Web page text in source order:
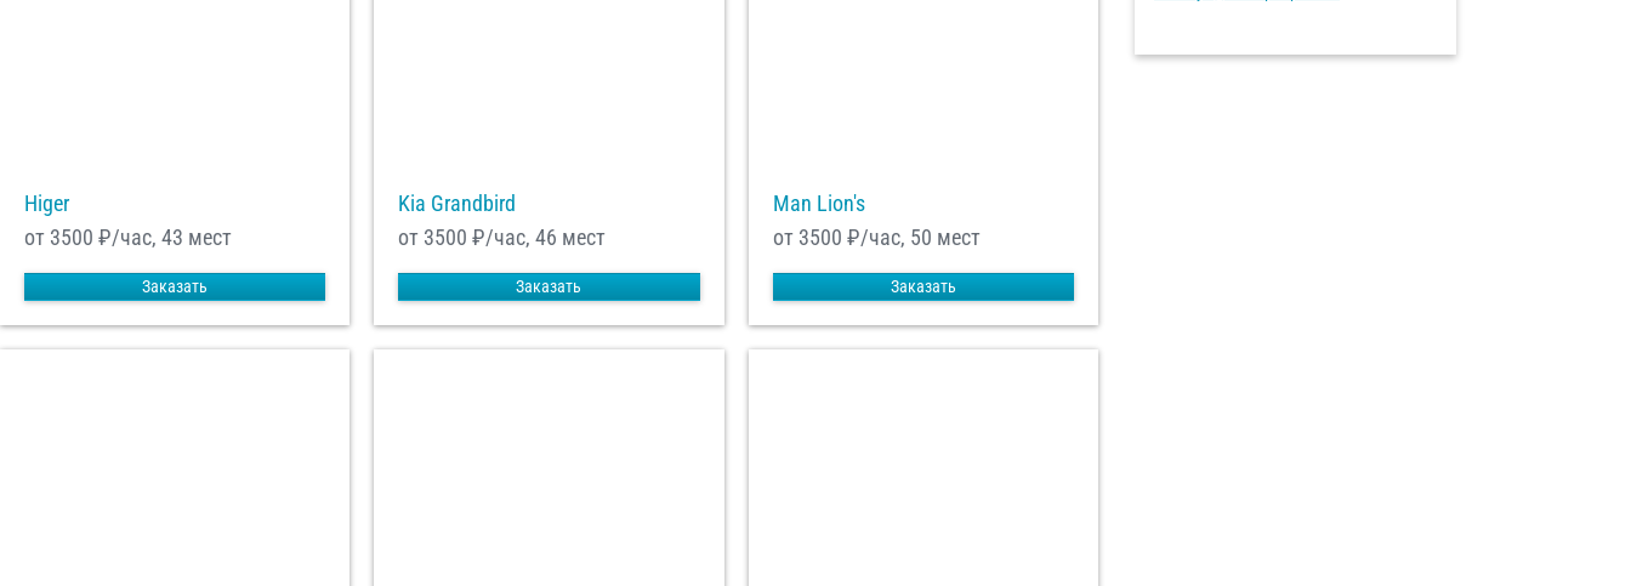
Higer
от 3500 ₽/час, 43 мест
Заказать
Kia Grandbird
от 3500 ₽/час, 46 мест
Заказать
Man Lion's
от 3500 ₽/час, 50 мест
Заказать